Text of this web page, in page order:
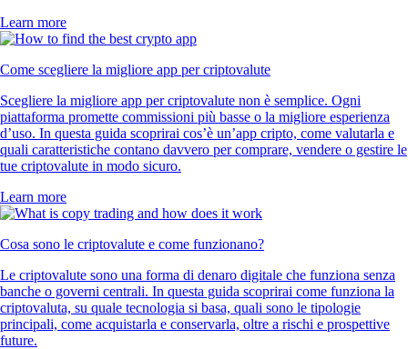
Learn more
Come scegliere la migliore app per criptovalute
Scegliere la migliore app per criptovalute non è semplice. Ogni
piattaforma promette commissioni più basse o la migliore esperienza
d’uso. In questa guida scoprirai cos’è un’app cripto, come valutarla e
quali caratteristiche contano davvero per comprare, vendere o gestire le
tue criptovalute in modo sicuro.
Learn more
Cosa sono le criptovalute e come funzionano?
Le criptovalute sono una forma di denaro digitale che funziona senza
banche o governi centrali. In questa guida scoprirai come funziona la
criptovaluta, su quale tecnologia si basa, quali sono le tipologie
principali, come acquistarla e conservarla, oltre a rischi e prospettive
future.